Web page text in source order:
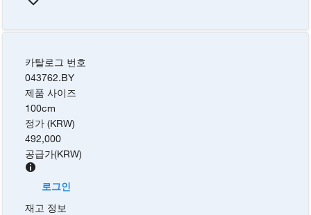
카탈로그 번호
043762.BY
제품 사이즈
100cm
정가 (KRW)
492,000
공급가(KRW)
로그인
재고 정보